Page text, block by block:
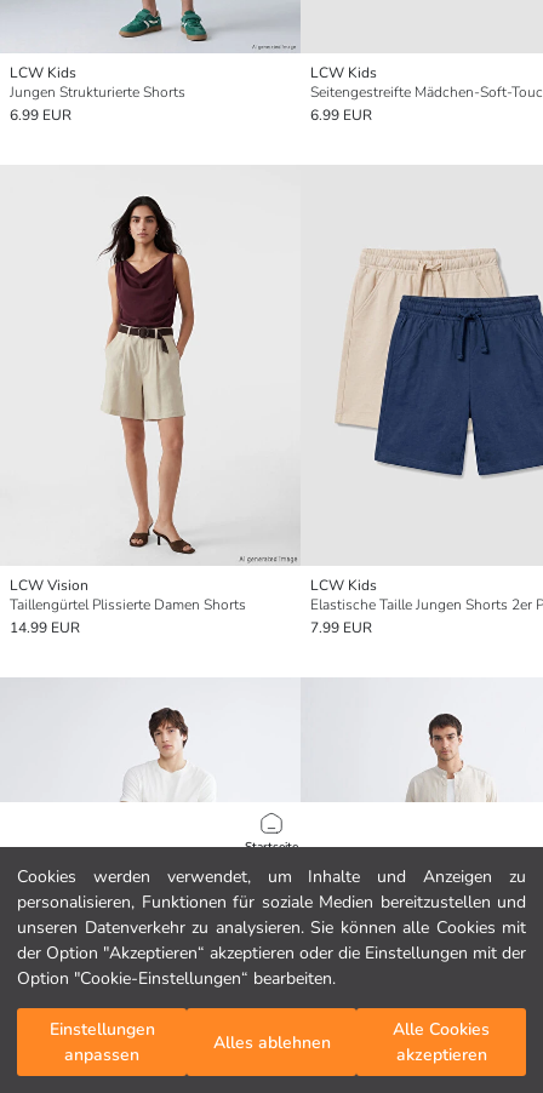
Cookies werden verwendet, um Inhalte und Anzeigen zu
personalisieren, Funktionen für soziale Medien bereitzustellen und
unseren Datenverkehr zu analysieren. Sie können alle Cookies mit
der Option "Akzeptieren“ akzeptieren oder die Einstellungen mit der
Option "Cookie-Einstellungen“ bearbeiten.
Einstellungen
anpassen
Alles ablehnen
Alle Cookies
akzeptieren
Startseite
Kategorien
Mein Warenkorb
LCW Kids
Jungen Strukturierte Shorts
6.99 EUR
LCW Kids
6.99 EUR
LCW Vision
Taillengürtel Plissierte Damen Shorts
14.99 EUR
LCW Kids
Elastische Taille Jungen Shorts 2er
7.99 EUR